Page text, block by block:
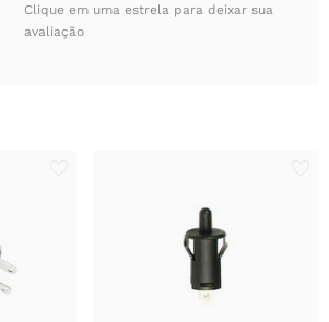
Clique em uma estrela para deixar sua
avaliação